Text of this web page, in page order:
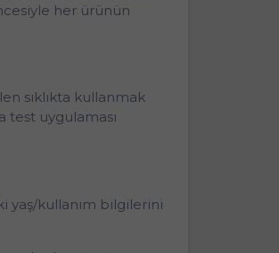
her ürünün
sıklıkta kullanmak
test uygulaması
yaş/kullanım bilgilerini